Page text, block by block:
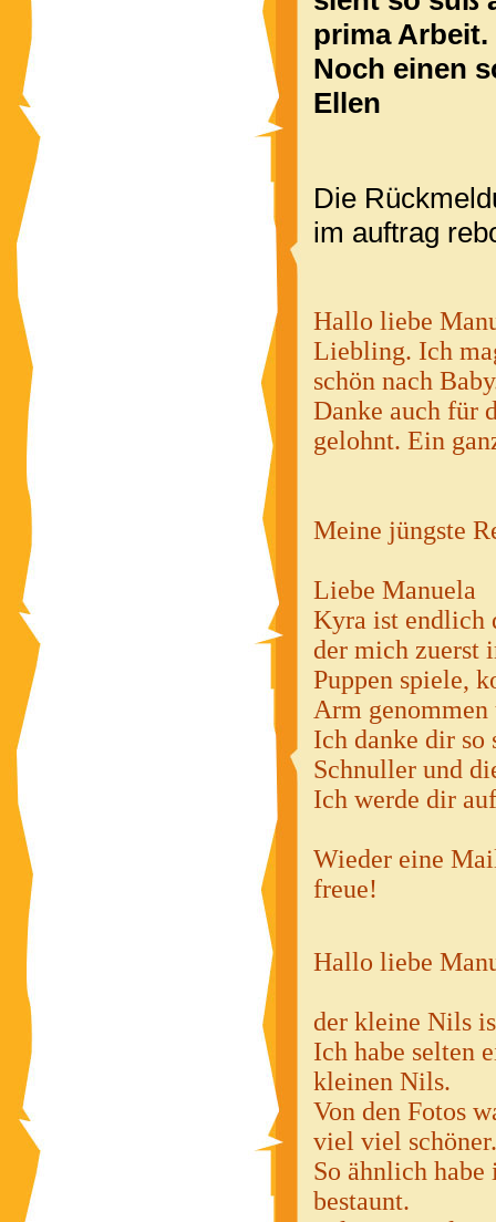
prima
Noch einen
Ellen
Die
im auftrag
Hallo liebe
Liebling. Ich
schön nach
Danke auch für
gelohnt. Ein
Meine jüngste
Liebe Manuela
Kyra ist endlich
der mich zuerst
Puppen spiele,
Arm
Ich danke dir
Schnuller und
Ich werde dir
Wieder eine
freue!
Hallo liebe
der kleine Nils
Ich habe selten
kleinen Nils.
Von den Fotos
viel viel schöner.
So ähnlich
bestaunt.